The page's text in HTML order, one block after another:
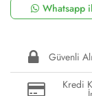
Whatsapp
Güvenli
Kredi